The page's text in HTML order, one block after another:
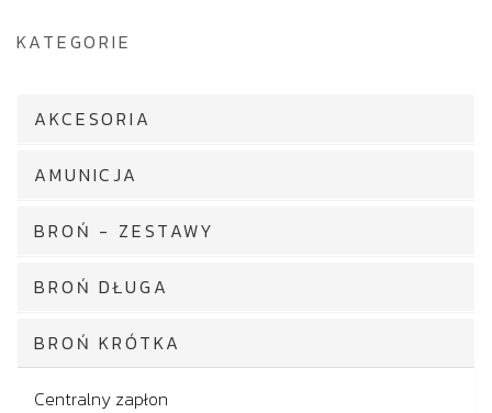
KATEGORIE
AKCESORIA
AMUNICJA
BROŃ - ZESTAWY
BROŃ DŁUGA
BROŃ KRÓTKA
Centralny zapłon